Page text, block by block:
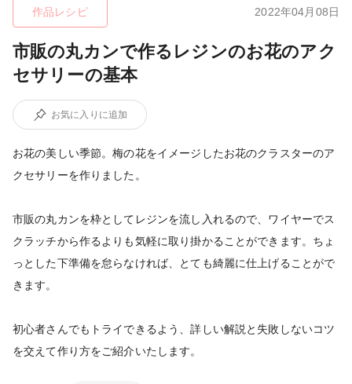
作品レシピ 2022年04月08日
市販の丸カンで作るレジンのお花のアク
セサリーの基本
お気に入りに追加
お花の美しい季節。梅の花をイメージしたお花のクラスターのア
クセサリーを作りました。
市販の丸カンを枠としてレジンを流し入れるので、ワイヤーでス
クラッチから作るよりも気軽に取り掛かることができます。ちょ
っとした下準備を怠らなければ、とても綺麗に仕上げることがで
きます。
初心者さんでもトライできるよう、詳しい解説と失敗しないコツ
を交えて作り方をご紹介いたします。